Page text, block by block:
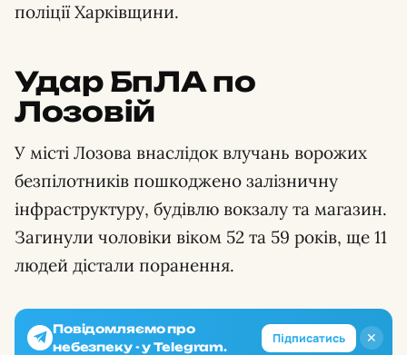
поліції Харківщини.
Удар БпЛА по
Лозовій
У місті Лозова внаслідок влучань ворожих
безпілотників пошкоджено залізничну
інфраструктуру, будівлю вокзалу та магазин.
Загинули чоловіки віком 52 та 59 років, ще 11
людей дістали поранення.
✕
Повідомляємо про
небезпеку - у Telegram.
Підписатись